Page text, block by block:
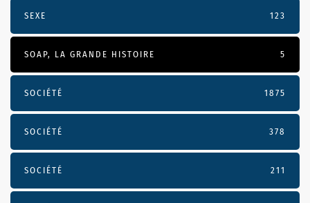
SEXE 123
SOAP, LA GRANDE HISTOIRE 5
SOCIÉTÉ 1875
SOCIÉTÉ 378
SOCIÉTÉ 211